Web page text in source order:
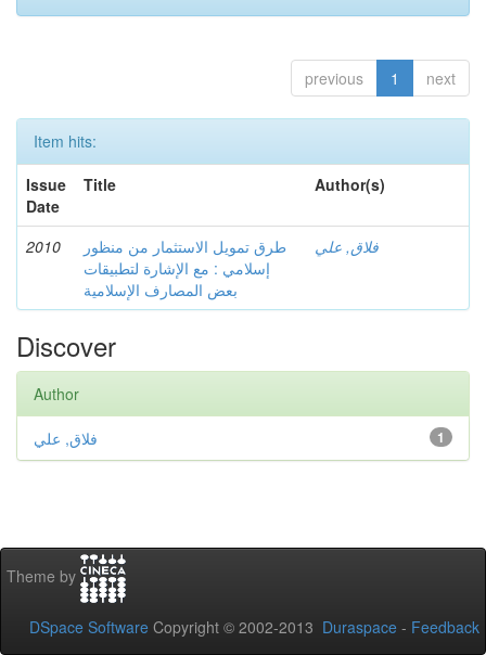
previous 1 next
Item hits:
Issue
Date
Title Author(s)
2010
طرق تمويل الاستثمار من منظور
إسلامي : مع الإشارة لتطبيقات
بعض المصارف الإسلامية
فلاق, علي
Discover
Author
1 فلاق, علي
Theme by
DSpace Software Copyright © 2002-2013 Duraspace - Feedback